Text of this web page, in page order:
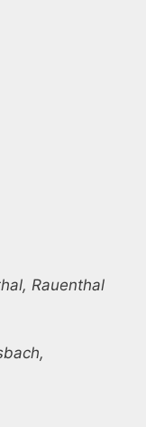
Rauenthal